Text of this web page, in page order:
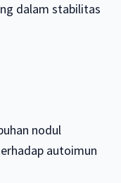
dalam stabilitas
nodul
autoimun